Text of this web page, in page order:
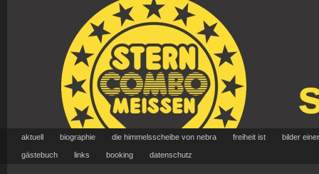
aktuell biographie die himmelsscheibe von nebra freiheit ist bilder
gästebuch links booking datenschutz